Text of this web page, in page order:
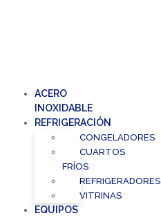
ACERO
INOXIDABLE
REFRIGERACIÓN
CONGELADORES
CUARTOS
FRÍOS
REFRIGERADORES
VITRINAS
EQUIPOS